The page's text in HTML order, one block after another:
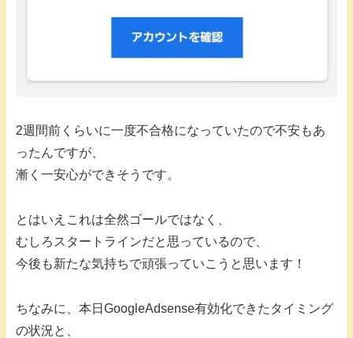
2週間前くらいに一度不合格になっていたので不安もあ
ったんですが、
漸く一安心ができそうです。
とはいえこれは全然ゴールではなく、
むしろスタートラインだと思っているので、
今後も新たな気持ちで頑張っていこうと思います！
ちなみに、本日GoogleAdsense有効化できたタイミング
の状況と、